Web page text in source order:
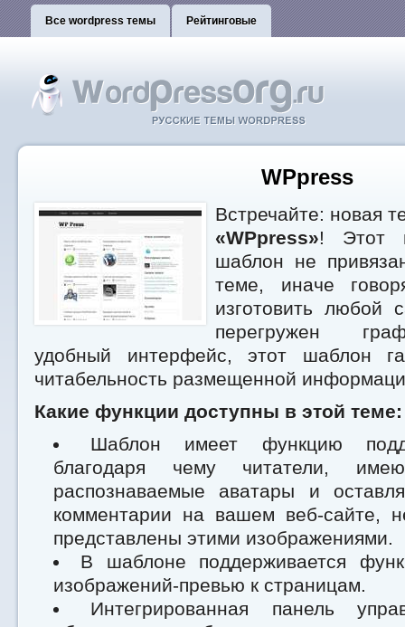
Все wordpress темы Рейтинговые
WPpress
Встречайте: новая
«WPpress»! Этот
шаблон не
теме, иначе
изготовить любой
перегружен
удобный интерфейс, этот шаблон
читабельность размещенной
Какие функции доступны в этой теме:
Шаблон имеет функцию
благодаря чему читатели,
распознаваемые аватары и
комментарии на вашем веб-сайте,
представлены этими изображениями.
В шаблоне поддерживается
изображений-превью к страницам.
Интегрированная панель